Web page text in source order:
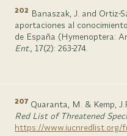
202 Banaszak, J. and Ortiz-
aportaciones al
de España (Hymenoptera:
Ent., 17(2): 263-274.
207 Quaranta, M. & Kemp,
Red List of Threatened
https://www.iucnredlist.org/